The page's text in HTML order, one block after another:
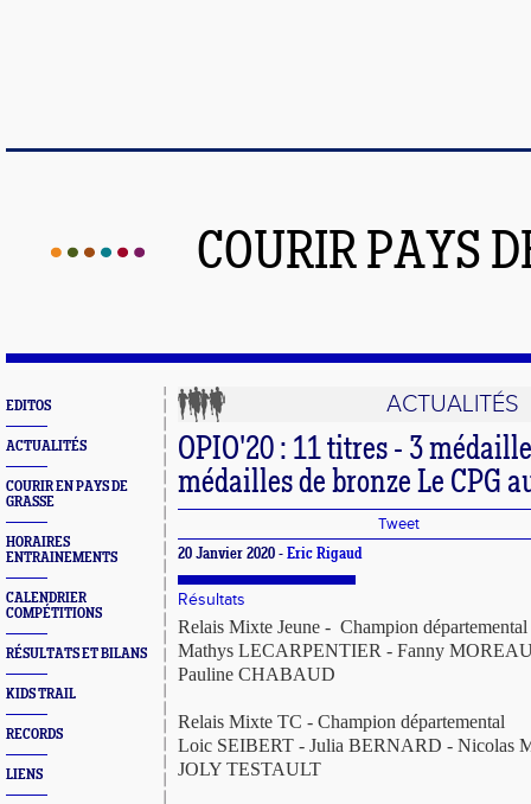
COURIR PAYS
EDITOS
ACTUALITÉS
COURIR EN PAYS DE
GRASSE
HORAIRES
ENTRAINEMENTS
CALENDRIER
COMPÉTITIONS
RÉSULTATS ET BILANS
KIDS TRAIL
RECORDS
LIENS
ACTUALITÉS
OPIO'20 : 11 titres - 3
médailles de bronze Le CPG
Tweet
20 Janvier 2020 - Eric Rigaud
Résultats
Relais Mixte Jeune - Champion départemental
Mathys LECARPENTIER - Fanny
Pauline CHABAUD
Relais Mixte TC - Champion départemental
Loic SEIBERT - Julia BERNARD - Nicolas
JOLY TESTAULT